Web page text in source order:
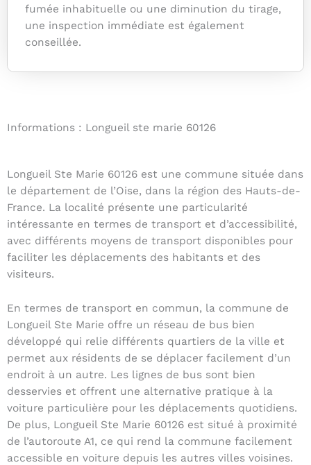
fumée inhabituelle ou une diminution du tirage,
une inspection immédiate est également
conseillée.
Informations : Longueil ste marie 60126
Longueil Ste Marie 60126 est une commune située dans
le département de l’Oise, dans la région des Hauts-de-
France. La localité présente une particularité
intéressante en termes de transport et d’accessibilité,
avec différents moyens de transport disponibles pour
faciliter les déplacements des habitants et des
visiteurs.
En termes de transport en commun, la commune de
Longueil Ste Marie offre un réseau de bus bien
développé qui relie différents quartiers de la ville et
permet aux résidents de se déplacer facilement d’un
endroit à un autre. Les lignes de bus sont bien
desservies et offrent une alternative pratique à la
voiture particulière pour les déplacements quotidiens.
De plus, Longueil Ste Marie 60126 est situé à proximité
de l’autoroute A1, ce qui rend la commune facilement
accessible en voiture depuis les autres villes voisines.